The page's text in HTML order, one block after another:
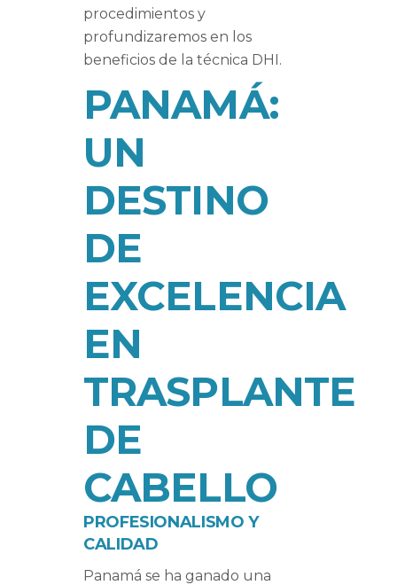
procedimientos y
profundizaremos en los
beneficios de la técnica DHI.
PANAMÁ:
UN
DESTINO
DE
EXCELENCIA
EN
TRASPLANTE
DE
CABELLO
PROFESIONALISMO Y
CALIDAD
Panamá se ha ganado una